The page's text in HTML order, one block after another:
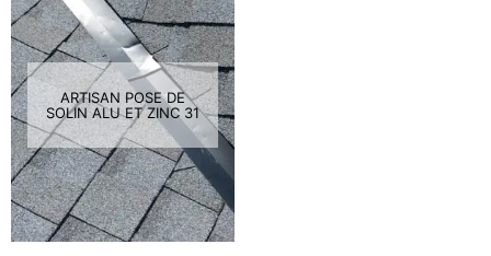
ARTISAN POSE DE
SOLIN ALU ET ZINC 31